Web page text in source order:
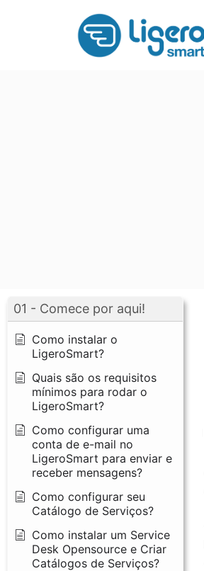
01 - Comece por aqui!
Como instalar o
LigeroSmart?
Quais são os requisitos
mínimos para rodar o
LigeroSmart?
Como configurar uma
conta de e-mail no
LigeroSmart para enviar e
receber mensagens?
Como configurar seu
Catálogo de Serviços?
Como instalar um Service
Desk Opensource e Criar
Catálogos de Serviços?